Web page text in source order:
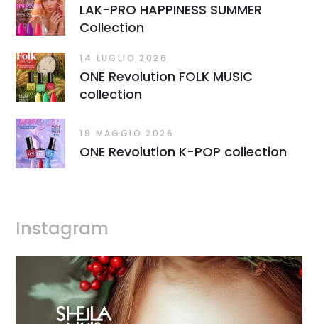
LAK-PRO HAPPINESS SUMMER
Collection
14 LUGLIO 2026
ONE Revolution FOLK MUSIC
collection
19 MAGGIO 2026
ONE Revolution K-POP collection
Instagram